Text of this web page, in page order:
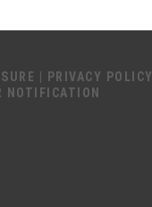
PRIVACY POLICY
NOTIFICATION